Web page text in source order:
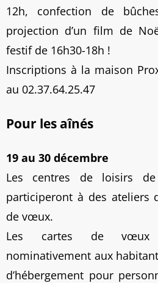
12h, confection de
projection d’un film de
festif de 16h30-18h !
Inscriptions à la maison
au 02.37.64.25.47
Pour les aînés
19 au 30 décembre
Les centres de loisirs
participeront à des ateliers
de vœux.
Les cartes de vœux
nominativement aux
d’hébergement pour